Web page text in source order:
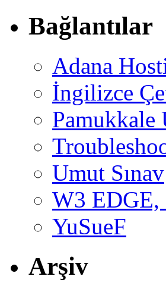
Bağlantılar
Adana
İngilizce
Pamukkale
Umut Sınav
W3 EDGE,
YuSueF
Arşiv